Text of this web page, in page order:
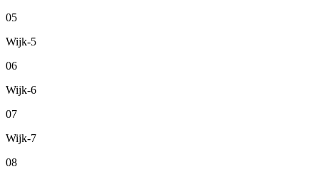
05
Wijk-5
06
Wijk-6
07
Wijk-7
08